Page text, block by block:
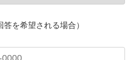
を希望される場合）